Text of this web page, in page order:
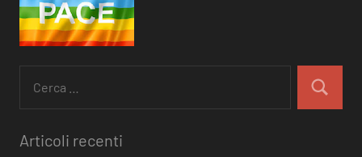
per:
Cerca
Articoli recenti